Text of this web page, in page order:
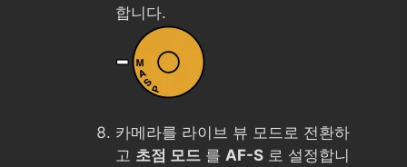
합니다.
카메라를 라이브 뷰 모드로 전환하
고 초점 모드 를 AF-S 로 설정합니